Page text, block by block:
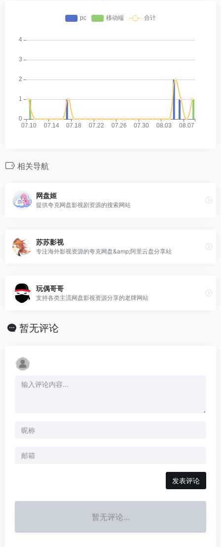
相关导航
网盘姬
提供夸克网盘影视剧资源的搜索网站
苏苏影视
专注海外影视资源的夸克网盘&amp;阿里云盘分享站
玩偶哥哥
支持各类主流网盘影视资源分享的老牌网站
暂无评论
发表评论
暂无评论...